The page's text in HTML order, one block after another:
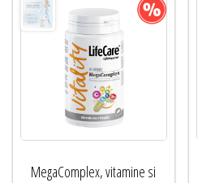
MegaComplex, vitamine si